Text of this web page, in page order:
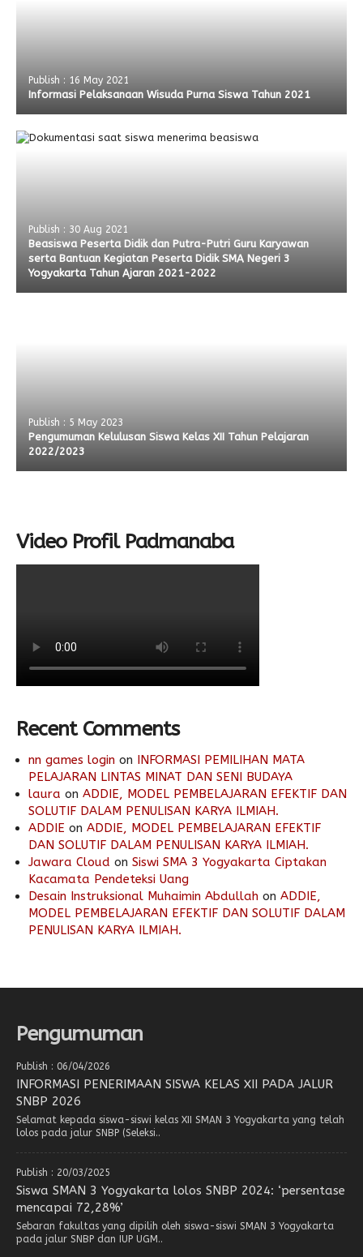
Publish : 16 May 2021
Informasi Pelaksanaan Wisuda Purna Siswa Tahun 2021
Publish : 30 Aug 2021
Beasiswa Peserta Didik dan Putra-Putri Guru Karyawan
serta Bantuan Kegiatan Peserta Didik SMA Negeri 3
Yogyakarta Tahun Ajaran 2021-2022
Publish : 5 May 2023
Pengumuman Kelulusan Siswa Kelas XII Tahun Pelajaran
2022/2023
Video Profil Padmanaba
Recent Comments
nn games login on INFORMASI PEMILIHAN MATA
PELAJARAN LINTAS MINAT DAN SENI BUDAYA
laura on ADDIE, MODEL PEMBELAJARAN EFEKTIF DAN
SOLUTIF DALAM PENULISAN KARYA ILMIAH.
ADDIE on ADDIE, MODEL PEMBELAJARAN EFEKTIF
DAN SOLUTIF DALAM PENULISAN KARYA ILMIAH.
Jawara Cloud on Siswi SMA 3 Yogyakarta Ciptakan
Kacamata Pendeteksi Uang
Desain Instruksional Muhaimin Abdullah on ADDIE,
MODEL PEMBELAJARAN EFEKTIF DAN SOLUTIF DALAM
PENULISAN KARYA ILMIAH.
Pengumuman
Publish : 06/04/2026
INFORMASI PENERIMAAN SISWA KELAS XII PADA JALUR
SNBP 2026
Selamat kepada siswa-siswi kelas XII SMAN 3 Yogyakarta yang telah
lolos pada jalur SNBP (Seleksi..
Publish : 20/03/2025
Siswa SMAN 3 Yogyakarta lolos SNBP 2024: ‘persentase
mencapai 72,28%’
Sebaran fakultas yang dipilih oleh siswa-siswi SMAN 3 Yogyakarta
pada jalur SNBP dan IUP UGM..